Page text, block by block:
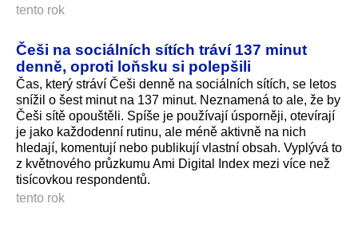
tento rok
Češi na sociálních sítích tráví 137 minut
denně, oproti loňsku si polepšili
Čas, který stráví Češi denně na sociálních sítích, se letos
snížil o šest minut na 137 minut. Neznamená to ale, že by
Češi sítě opouštěli. Spíše je používají úsporněji, otevírají
je jako každodenní rutinu, ale méně aktivně na nich
hledají, komentují nebo publikují vlastní obsah. Vyplývá to
z květnového průzkumu Ami Digital Index mezi více než
tisícovkou respondentů.
tento rok